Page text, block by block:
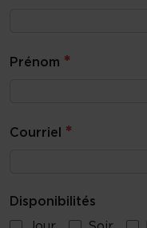
Prénom *
Courriel *
Disponibilités